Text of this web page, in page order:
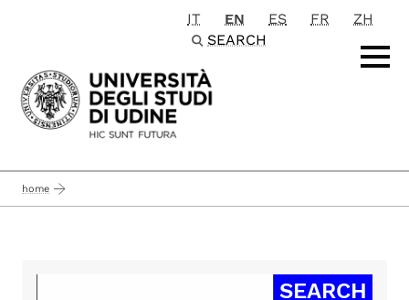
Passa al contenuto principale
IT EN ES FR
ZH
SEARCH
home